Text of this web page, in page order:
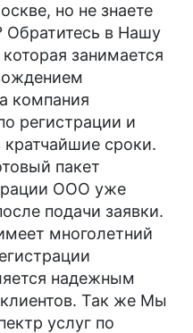
но не знаете
Обратитесь в Нашу
занимается
компания
регистрации и
сроки.
пакет
ООО уже
подачи заявки.
многолетний
надежным
Так же Мы
услуг по